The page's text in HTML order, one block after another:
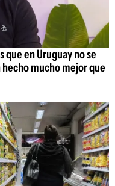
que en Uruguay no se
mucho mejor que